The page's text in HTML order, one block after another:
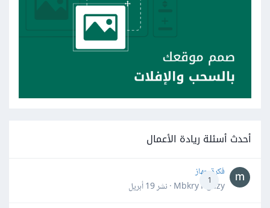
أحدث أسئلة ريادة الأعمال
1
فكرة جهاز
Mbkry Hgazy · نشر
19 أبريل